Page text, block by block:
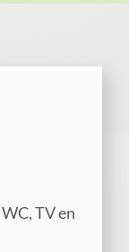
TV en